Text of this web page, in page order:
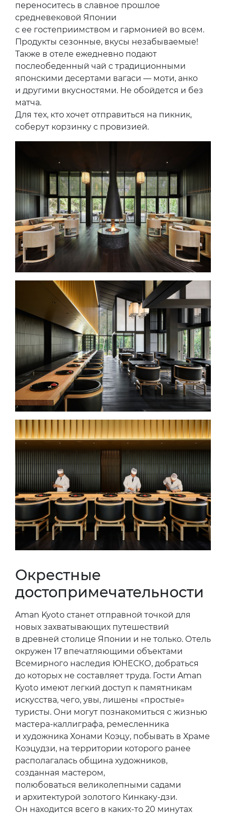
переноситесь в славное прошлое
средневековой Японии
с ее гостеприимством и гармонией во всем.
Продукты сезонные, вкусы незабываемые!
Также в отеле ежедневно подают
послеобеденный чай с традиционными
японскими десертами вагаси — моти, анко
и другими вкусностями. Не обойдется и без
матча.
Для тех, кто хочет отправиться на пикник,
соберут корзинку с провизией.
Окрестные
достопримечательности
Aman Kyoto станет отправной точкой для
новых захватывающих путешествий
в древней столице Японии и не только. Отель
окружен 17 впечатляющими объектами
Всемирного наследия ЮНЕСКО, добраться
до которых не составляет труда. Гости Aman
Kyoto имеют легкий доступ к памятникам
искусства, чего, увы, лишены «простые»
туристы. Они могут познакомиться с жизнью
мастера-каллиграфа, ремесленника
и художника Хонами Коэцу, побывать в Храме
Коэцудзи, на территории которого ранее
располагалась община художников,
созданная мастером,
полюбоваться великолепными садами
и архитектурой золотого Кинкаку-дзи.
Он находится всего в каких-то 20 минутах